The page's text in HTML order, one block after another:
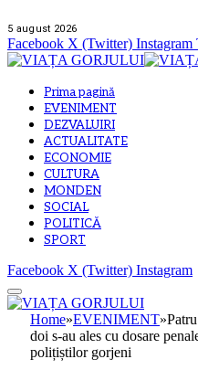
5 august 2026
Facebook X (Twitter) Instagram
Prima pagină
EVENIMENT
DEZVALUIRI
ACTUALITATE
ECONOMIE
CULTURA
MONDEN
SOCIAL
POLITICĂ
SPORT
Facebook X (Twitter) Instagram
Home»EVENIMENT»
doi s-au ales cu dosare
polițiștilor gorjeni